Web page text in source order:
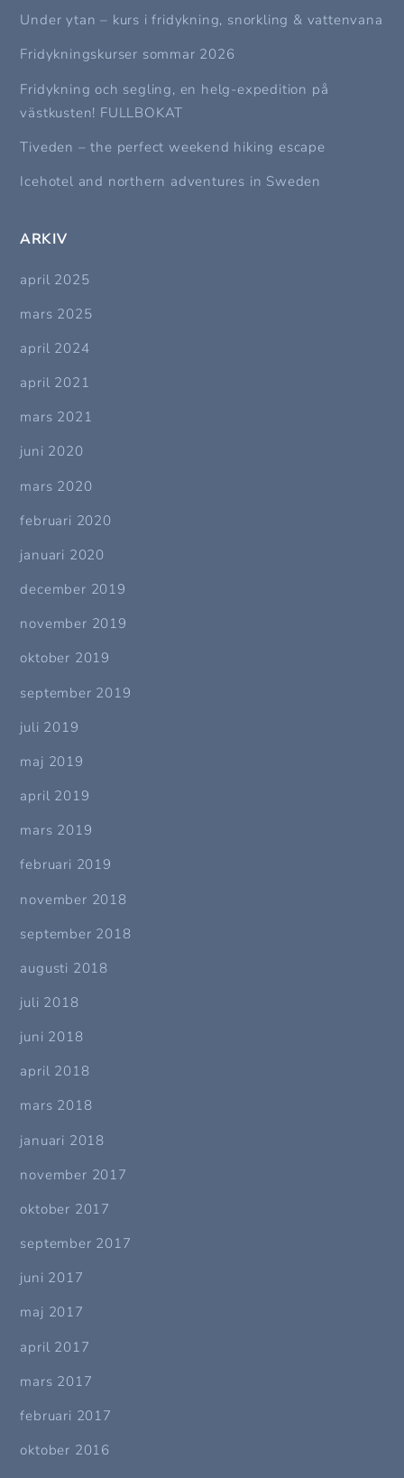
Under ytan – kurs i fridykning, snorkling & vattenvana
Fridykningskurser sommar 2026
Fridykning och segling, en helg-expedition på
västkusten! FULLBOKAT
Tiveden – the perfect weekend hiking escape
Icehotel and northern adventures in Sweden
ARKIV
april 2025
mars 2025
april 2024
april 2021
mars 2021
juni 2020
mars 2020
februari 2020
januari 2020
december 2019
november 2019
oktober 2019
september 2019
juli 2019
maj 2019
april 2019
mars 2019
februari 2019
november 2018
september 2018
augusti 2018
juli 2018
juni 2018
april 2018
mars 2018
januari 2018
november 2017
oktober 2017
september 2017
juni 2017
maj 2017
april 2017
mars 2017
februari 2017
oktober 2016